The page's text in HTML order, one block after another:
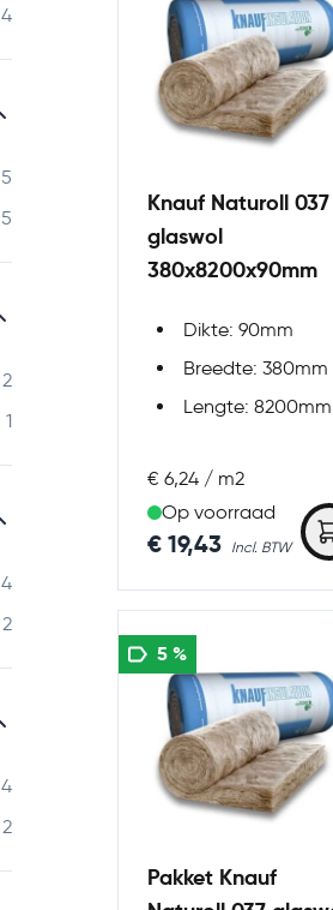
4products available
5
5 products available
2products available
1products available
4products available
2products available
4products available
2products available
Knauf Naturoll 037
glaswol
380x8200x90mm
Dikte: 90mm
Breedte: 380mm
Lengte: 8200mm
€ 6,24 / m2
Op voorraad
€ 19,43
5 %
Pakket Knauf